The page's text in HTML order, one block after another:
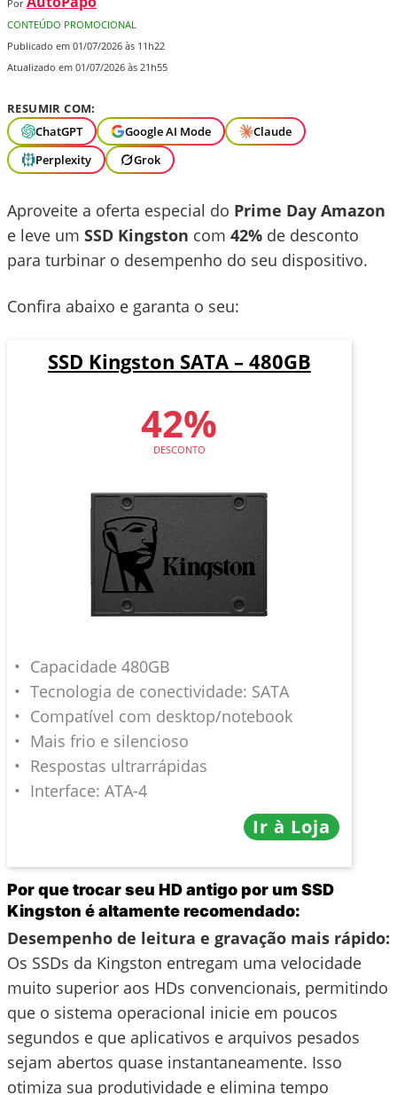
Por
CONTEÚDO PROMOCIONAL
Publicado em 01/07/2026 às 11h22
Atualizado em 01/07/2026 às 21h55
RESUMIR COM:
ChatGPT
Google AI Mode
Claude
Perplexity
Grok
Aproveite a oferta especial do Prime Day Amazon
e leve um SSD Kingston com 42% de desconto
para turbinar o desempenho do seu dispositivo.
Confira abaixo e garanta o seu:
SSD Kingston SATA – 480GB
42%
DESCONTO
Capacidade 480GB
Tecnologia de conectividade: SATA
Compatível com desktop/notebook
Mais frio e silencioso
Respostas ultrarrápidas
Interface: ATA-4
Ir à Loja
Por que trocar seu HD antigo por um SSD
Kingston é altamente recomendado:
Desempenho de leitura e gravação mais rápido:
Os SSDs da Kingston entregam uma velocidade
muito superior aos HDs convencionais, permitindo
que o sistema operacional inicie em poucos
segundos e que aplicativos e arquivos pesados
sejam abertos quase instantaneamente. Isso
otimiza sua produtividade e elimina tempo